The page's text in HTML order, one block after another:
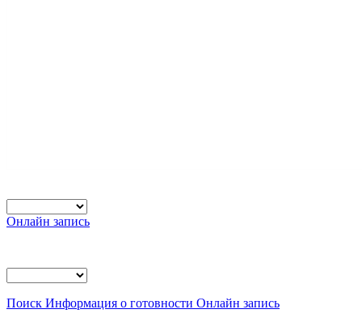
Онлайн запись
Поиск Информация о готовности Онлайн запись